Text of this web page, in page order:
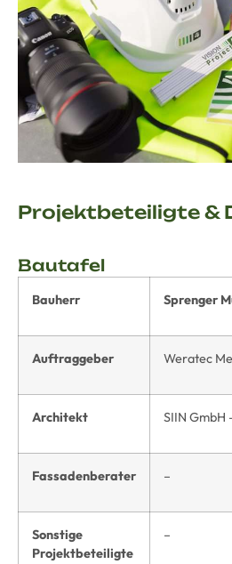
Projektbeteiligte &
Bautafel
Bauherr Sprenger
Auftraggeber Weratec
Architekt SIIN GmbH
Fassadenberater –
Sonstige
Projektbeteiligte
–